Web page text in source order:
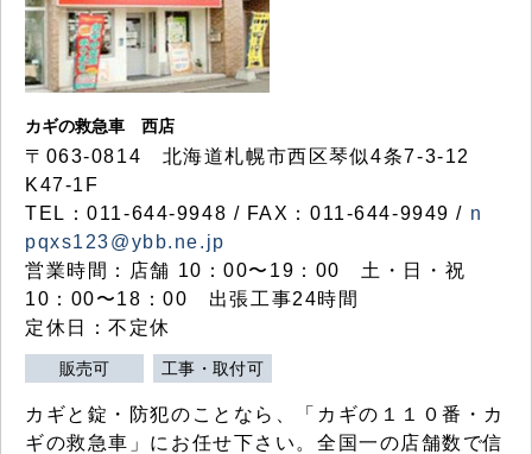
カギの救急車 西店
〒063-0814 北海道札幌市西区琴似4条7-3-12
K47-1F
TEL：011-644-9948 / FAX：011-644-9949 / n
pqxs123@ybb.ne.jp
営業時間：店舗 10：00〜19：00 土・日・祝
10：00〜18：00 出張工事24時間
定休日：不定休
販売可 工事・取付可
カギと錠・防犯のことなら、「カギの１１０番・カ
ギの救急車」にお任せ下さい。全国一の店舗数で信